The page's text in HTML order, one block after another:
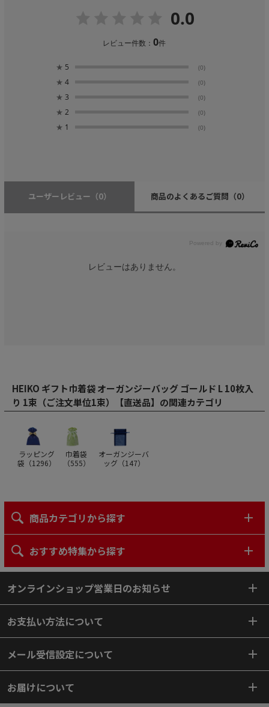
0.0
レビュー件数：0件
★ 5 (0)
★ 4 (0)
★ 3 (0)
★ 2 (0)
★ 1 (0)
ユーザーレビュー （0） 商品のよくあるご質問 （0）
レビューはありません。
HEIKO ギフト巾着袋 オーガンジーバッグ ゴールド L 10枚入
り 1束（ご注文単位1束）【直送品】の関連カテゴリ
ラッピング
袋（1296）
巾着袋
（555）
オーガンジーバ
ッグ（147）
商品カテゴリから探す
おすすめ特集から探す
オンラインショップ営業日のお知らせ
お支払い方法について
メール受信設定について
お届けについて